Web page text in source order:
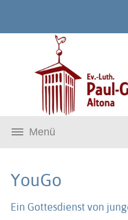
Menü
YouGo
Ein Gottesdienst von